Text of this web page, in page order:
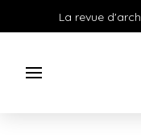
La revue